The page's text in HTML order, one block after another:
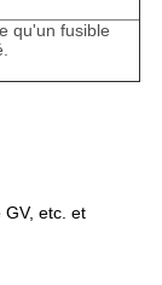
qu'un fusible
etc. et